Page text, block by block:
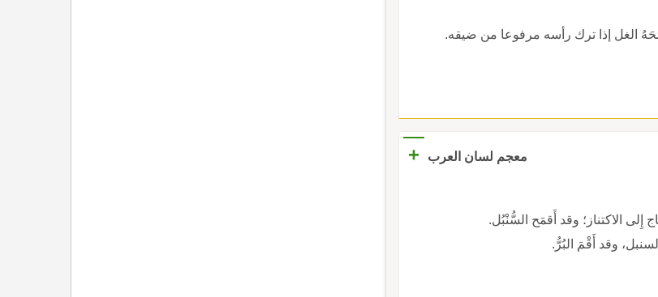
الغل إذا ترك رأسه مرفوعا من ضيقه.
معجم لسان العرب
+
وقد أَقمَح السُّنْبُل.